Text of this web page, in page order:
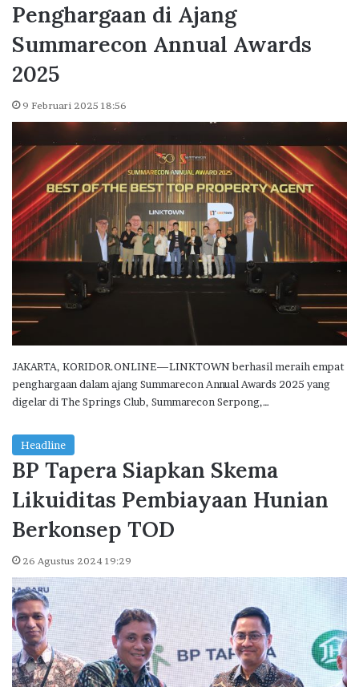
Penghargaan di Ajang
Summarecon Annual Awards
2025
9 Februari 2025 18:56
JAKARTA, KORIDOR.ONLINE—LINKTOWN berhasil meraih empat
penghargaan dalam ajang Summarecon Annual Awards 2025 yang
digelar di The Springs Club, Summarecon Serpong,…
Headline
BP Tapera Siapkan Skema
Likuiditas Pembiayaan Hunian
Berkonsep TOD
26 Agustus 2024 19:29